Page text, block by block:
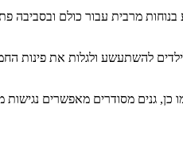
מרבית עבור כולם ובסביבה
להשתעשע ולגלות את פינות
גנים מסודרים מאפשרים נגישות